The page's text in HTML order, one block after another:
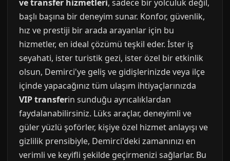
ve transfer hizmetleri, sadece bir yolculuk değil,
başlı başına bir deneyim sunar. Konfor, güvenlik,
hız ve prestiji bir arada arayanlar için bu
hizmetler, en ideal çözümü teşkil eder. İster iş
seyahati, ister turistik gezi, ister özel bir etkinlik
olsun, Demirci'ye geliş ve gidişlerinizde veya ilçe
içinde yapacağınız tüm ulaşım ihtiyaçlarınızda
VIP transferin sunduğu ayrıcalıklardan
faydalanabilirsiniz. Lüks araçlar, deneyimli ve
güler yüzlü şoförler, kişiye özel hizmet anlayışı ve
gizlilik prensibiyle, Demirci'deki zamanınızı en
verimli ve keyifli şekilde geçirmenizi sağlarlar. Bu